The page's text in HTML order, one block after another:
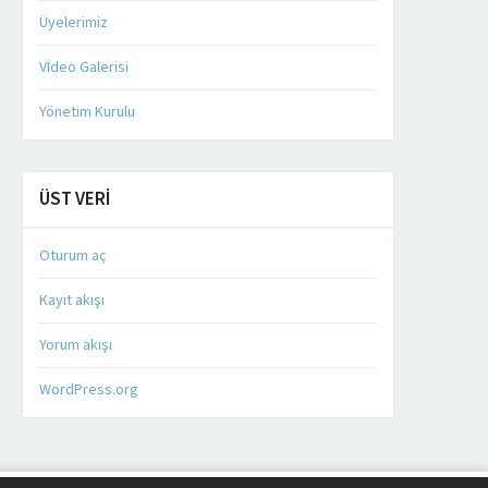
İSTANBUL İL EMNIYET MÜDÜRÜ
DR. MUSTAFA ÇA​LIŞKAN’A
DEVAMINI OKU
GEBZE TICARET ODASI
Gebze Ticaret Odası Başkanı Nail
Üyelerimiz
Vİdeo Galerisi
Yönetim Kurulu
ÜST VERI
Oturum aç
Kayıt akışı
Yorum akışı
WordPress.org